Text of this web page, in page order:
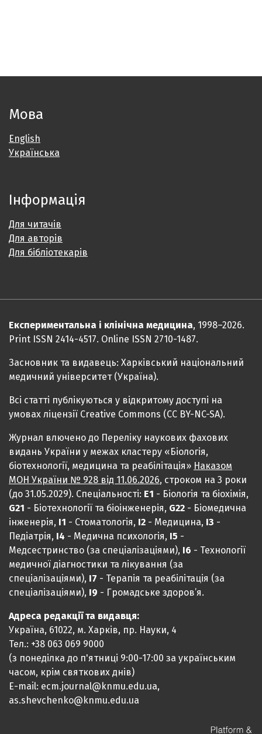
Мова
English
Українська
Інформація
Для читачів
Для авторів
Для бібліотекарів
Експериментальна і клінічна медицина, 1998–2026.
Print ISSN 2414-4517. Online ISSN 2710-1487.
Засновник та видавець: Харківський національний
медичний університет (Україна).
Всі статті публікуються у відкритому доступі на
умовах ліцензії Creative Commons (CC BY-NC-SA).
Журнал влючено до Переліку наукових фахових
видань України у межах кластеру «Біологія,
біотехнології, медицина та реабілітація» Наказом
МОН України № 928 від 11.06.2026, строком на 3 роки
(до 31.05.2029). Спеціальності: Е1 - Біологія та біохімія,
G21 - Біотехнології та біоінженерія, G22 - Біомедична
інженерія, I1 - Стоматологія, I2 - Медицина, IЗ -
Педіатрія, I4 - Медична психологія, I5 -
Медсестринство (за спеціалізаціями), I6 - Технології
медичної діагностики та лікування (за
спеціалізаціями), I7 - Терапія та реабілітація (за
спеціалізаціями), I9 - Громадське здоров’я.
Адреса редакції та видавця:
Україна, 61022, м. Харків, пр. Науки, 4
Тел.: +38 063 069 9000
(з понеділка до п'ятниці 9:00-17:00 за українським
часом, крім святкових днів)
E-mail: ecm.journal@knmu.edu.ua,
as.shevchenko@knmu.edu.ua